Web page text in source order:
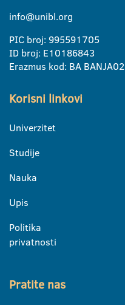
info@unibl.org
PIC broj: 995591705
ID broj: E10186843
Erazmus kod: BA BANJA02
Korisni linkovi
Univerzitet
Studije
Nauka
Upis
Politika
privatnosti
Pratite nas